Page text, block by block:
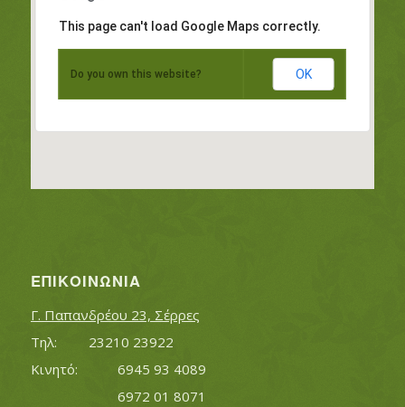
This page can't load Google Maps correctly.
Do you own this website? OK
ΕΠΙΚΟΙΝΩΝΊΑ
Γ. Παπανδρέου 23, Σέρρες
Τηλ:		23210 23922
Κινητό:		6945 93 4089
			6972 01 8071